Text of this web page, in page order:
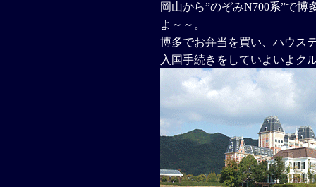
岡山から”のぞみN700系”で
よ～～。
博多でお弁当を買い、ハウス
入国手続きをしていよいよク